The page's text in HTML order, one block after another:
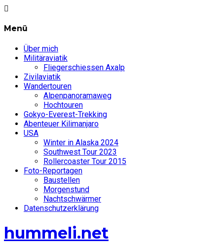
Menü
Über mich
Militäraviatik
Fliegerschiessen Axalp
Zivilaviatik
Wandertouren
Alpenpanoramaweg
Hochtouren
Gokyo-Everest-Trekking
Abenteuer Kilimanjaro
USA
Winter in Alaska 2024
Southwest Tour 2023
Rollercoaster Tour 2015
Foto-Reportagen
Baustellen
Morgenstund
Nachtschwärmer
Datenschutzerklärung
hummeli.net